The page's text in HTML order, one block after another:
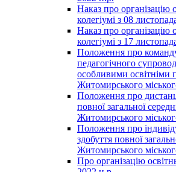
Наказ про організацію
колегіумі з 08
Наказ про організацію
колегіумі з 17
Положення про
педагогічного
особливими освітніми
Житомирського
Положення про
повної загальної
Житомирського
Положення про
здобуття повної
Житомирського
Про організацію